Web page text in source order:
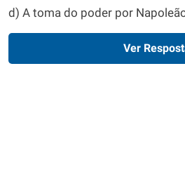
d) A toma do poder por
Ver